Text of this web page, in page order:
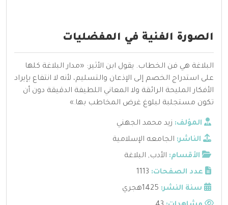
الصورة الفنية في المفضليات
البلاغة هي فن الخطاب. يقول ابن الأثير: «مدار البلاغة كلها
على استدراج الخصم إلى الإذعان والتسليم، لأنه لا انتفاع بإيراد
الأفكار المليحة الرائقة ولا المعاني اللطيفة الدقيقة دون أن
تكون مستجلبة لبلوغ غرض المخاطب بها.»
المؤلف: زيد محمد الجهني
الناشر: الجامعه الإسلامية
الأقسام: الأدب, البلاغة
عدد الصفحات: 1113
سنة النشر: 1425هجري